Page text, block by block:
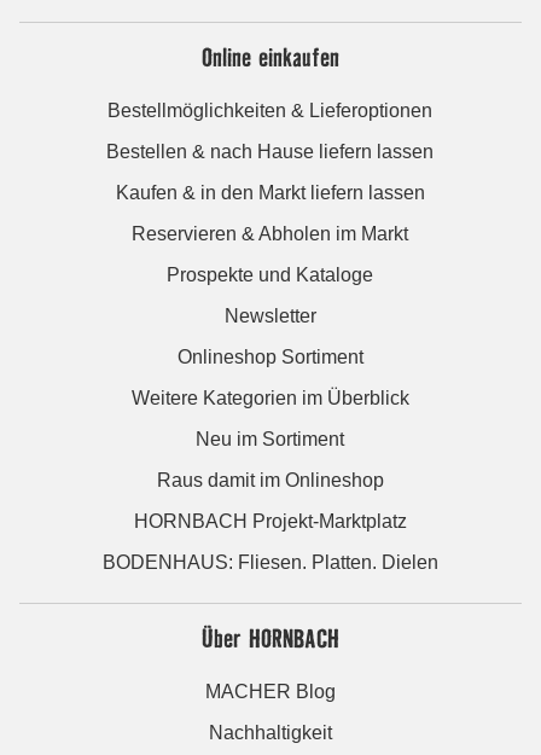
Online einkaufen
Bestellmöglichkeiten & Lieferoptionen
Bestellen & nach Hause liefern lassen
Kaufen & in den Markt liefern lassen
Reservieren & Abholen im Markt
Prospekte und Kataloge
Newsletter
Onlineshop Sortiment
Weitere Kategorien im Überblick
Neu im Sortiment
Raus damit im Onlineshop
HORNBACH Projekt-Marktplatz
BODENHAUS: Fliesen. Platten. Dielen
Über HORNBACH
MACHER Blog
Nachhaltigkeit